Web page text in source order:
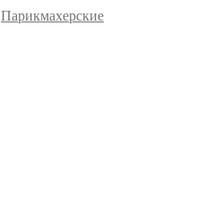
Парикмахерские